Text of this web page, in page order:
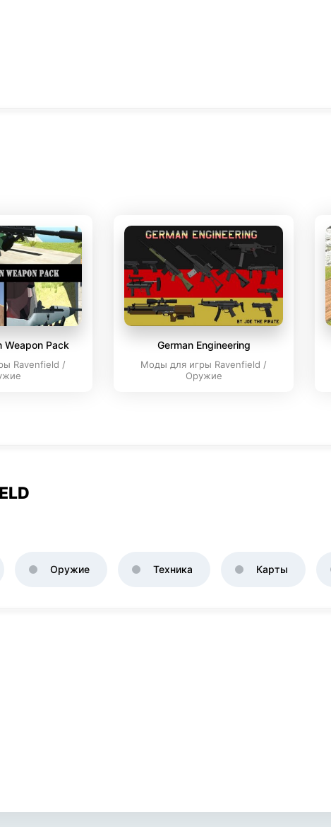
Weapon Pack
Ravenfield /
German Engineering
Моды для игры Ravenfield /
Оружие
Оружие Техника Карты